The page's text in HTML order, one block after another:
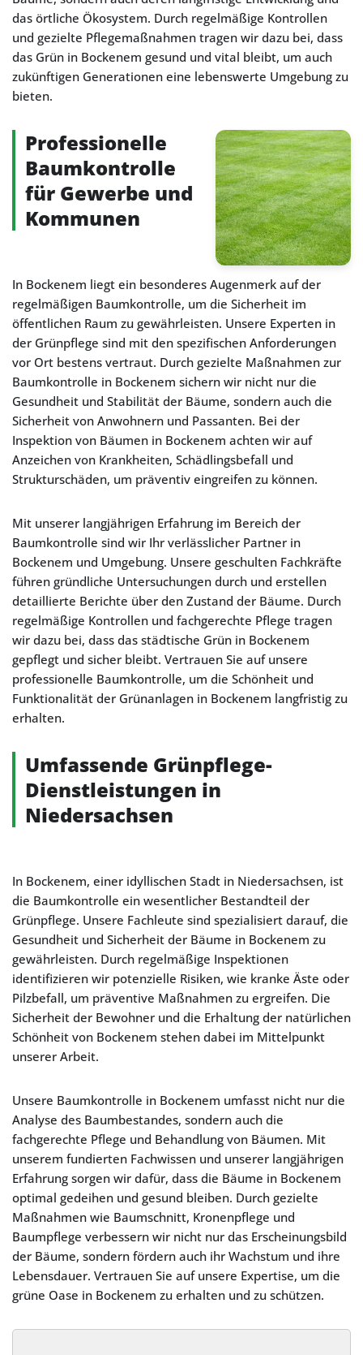
das örtliche Ökosystem. Durch regelmäßige Kontrollen
und gezielte Pflegemaßnahmen tragen wir dazu bei, dass
das Grün in Bockenem gesund und vital bleibt, um auch
zukünftigen Generationen eine lebenswerte Umgebung zu
bieten.
Professionelle
Baumkontrolle
für Gewerbe und
Kommunen
In Bockenem liegt ein besonderes Augenmerk auf der
regelmäßigen Baumkontrolle, um die Sicherheit im
öffentlichen Raum zu gewährleisten. Unsere Experten in
der Grünpflege sind mit den spezifischen Anforderungen
vor Ort bestens vertraut. Durch gezielte Maßnahmen zur
Baumkontrolle in Bockenem sichern wir nicht nur die
Gesundheit und Stabilität der Bäume, sondern auch die
Sicherheit von Anwohnern und Passanten. Bei der
Inspektion von Bäumen in Bockenem achten wir auf
Anzeichen von Krankheiten, Schädlingsbefall und
Strukturschäden, um präventiv eingreifen zu können.
Mit unserer langjährigen Erfahrung im Bereich der
Baumkontrolle sind wir Ihr verlässlicher Partner in
Bockenem und Umgebung. Unsere geschulten Fachkräfte
führen gründliche Untersuchungen durch und erstellen
detaillierte Berichte über den Zustand der Bäume. Durch
regelmäßige Kontrollen und fachgerechte Pflege tragen
wir dazu bei, dass das städtische Grün in Bockenem
gepflegt und sicher bleibt. Vertrauen Sie auf unsere
professionelle Baumkontrolle, um die Schönheit und
Funktionalität der Grünanlagen in Bockenem langfristig zu
erhalten.
Umfassende Grünpflege-
Dienstleistungen in
Niedersachsen
In Bockenem, einer idyllischen Stadt in Niedersachsen, ist
die Baumkontrolle ein wesentlicher Bestandteil der
Grünpflege. Unsere Fachleute sind spezialisiert darauf, die
Gesundheit und Sicherheit der Bäume in Bockenem zu
gewährleisten. Durch regelmäßige Inspektionen
identifizieren wir potenzielle Risiken, wie kranke Äste oder
Pilzbefall, um präventive Maßnahmen zu ergreifen. Die
Sicherheit der Bewohner und die Erhaltung der natürlichen
Schönheit von Bockenem stehen dabei im Mittelpunkt
unserer Arbeit.
Unsere Baumkontrolle in Bockenem umfasst nicht nur die
Analyse des Baumbestandes, sondern auch die
fachgerechte Pflege und Behandlung von Bäumen. Mit
unserem fundierten Fachwissen und unserer langjährigen
Erfahrung sorgen wir dafür, dass die Bäume in Bockenem
optimal gedeihen und gesund bleiben. Durch gezielte
Maßnahmen wie Baumschnitt, Kronenpflege und
Baumpflege verbessern wir nicht nur das Erscheinungsbild
der Bäume, sondern fördern auch ihr Wachstum und ihre
Lebensdauer. Vertrauen Sie auf unsere Expertise, um die
grüne Oase in Bockenem zu erhalten und zu schützen.